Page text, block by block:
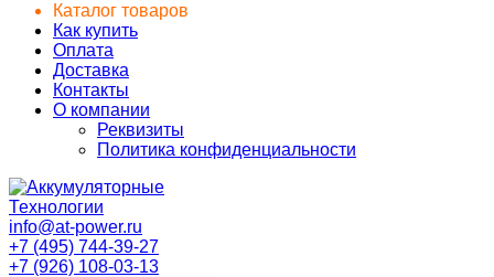
Каталог товаров
Как купить
Оплата
Доставка
Контакты
О компании
Реквизиты
Политика конфиденциальности
info@at-power.ru
+7 (495) 744-39-27
+7 (926) 108-03-13